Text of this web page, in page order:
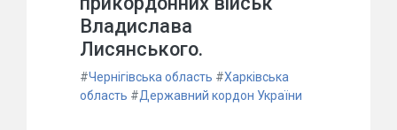
Владислава
Лисянського.
#Чернігівська область #Харківська
область #Державний кордон України